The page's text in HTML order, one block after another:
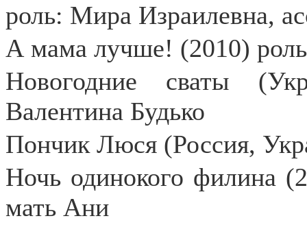
роль: Мира Израилевна,
А мама лучше! (2010)
Новогодние сваты
Валентина Будько
Пончик Люся (Россия,
Ночь одинокого филина
мать Ани